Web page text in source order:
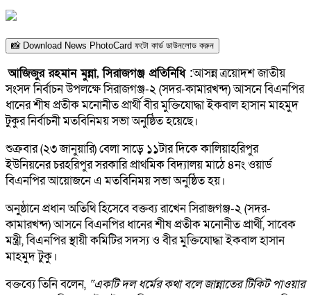
📸 Download News PhotoCard ফটো কার্ড ডাউনলোড করুন
আজিজুর রহমান মুন্না, সিরাজগঞ্জ প্রতিনিধি :আসন্ন ত্রয়োদশ জাতীয়
সংসদ নির্বাচন উপলক্ষে সিরাজগঞ্জ-২ (সদর-কামারখন্দ) আসনে বিএনপির
ধানের শীষ প্রতীক মনোনীত প্রার্থী বীর মুক্তিযোদ্ধা ইকবাল হাসান মাহমুদ
টুকুর নির্বাচনী মতবিনিময় সভা অনুষ্ঠিত হয়েছে।
শুক্রবার (২৩ জানুয়ারি) বেলা সাড়ে ১১টার দিকে কালিয়াহরিপুর
ইউনিয়নের চরহরিপুর সরকারি প্রাথমিক বিদ্যালয় মাঠে ৪নং ওয়ার্ড
বিএনপির আয়োজনে এ মতবিনিময় সভা অনুষ্ঠিত হয়।
অনুষ্ঠানে প্রধান অতিথি হিসেবে বক্তব্য রাখেন সিরাজগঞ্জ-২ (সদর-
কামারখন্দ) আসনে বিএনপির ধানের শীষ প্রতীক মনোনীত প্রার্থী, সাবেক
মন্ত্রী, বিএনপির স্থায়ী কমিটির সদস্য ও বীর মুক্তিযোদ্ধা ইকবাল হাসান
মাহমুদ টুকু।
বক্তব্যে তিনি বলেন, “একটি দল ধর্মের কথা বলে জান্নাতের টিকিট পাওয়ার